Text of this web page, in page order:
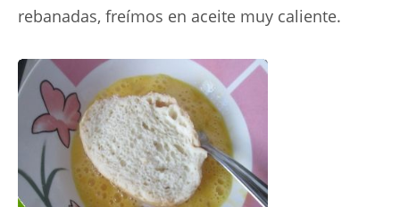
rebanadas, freímos en aceite muy caliente.